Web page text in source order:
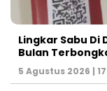
Lingkar Sabu Di
Bulan
5 Agustus 2026 |